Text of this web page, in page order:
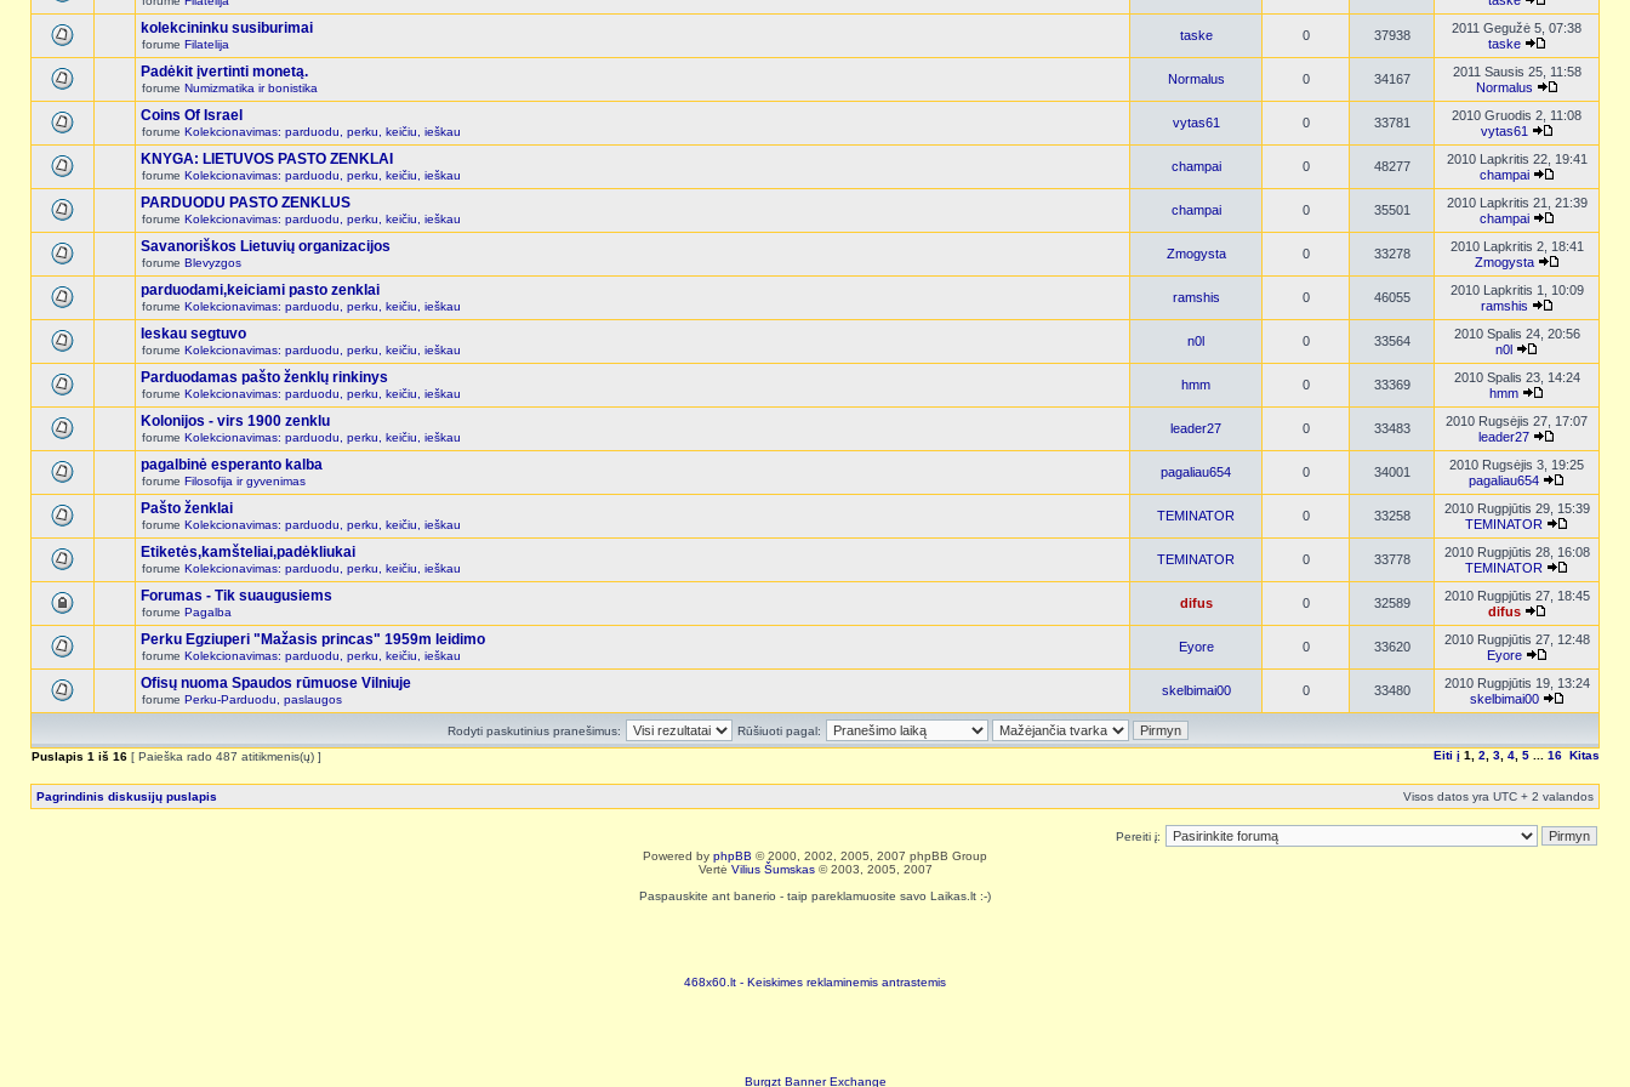
kolekcininku susiburimai
forume Filatelija
taske 0 37938
2011 Gegužė 5, 07:38
taske
Padėkit įvertinti monetą.
forume Numizmatika ir bonistika
Normalus 0 34167
2011 Sausis 25, 11:58
Normalus
Coins Of Israel
forume Kolekcionavimas: parduodu, perku, keičiu, ieškau
vytas61 0 33781
2010 Gruodis 2, 11:08
vytas61
KNYGA: LIETUVOS PASTO ZENKLAI
forume Kolekcionavimas: parduodu, perku, keičiu, ieškau
champai 0 48277
2010 Lapkritis 22, 19:41
champai
PARDUODU PASTO ZENKLUS
forume Kolekcionavimas: parduodu, perku, keičiu, ieškau
champai 0 35501
2010 Lapkritis 21, 21:39
champai
Savanoriškos Lietuvių organizacijos
forume Blevyzgos
Zmogysta 0 33278
2010 Lapkritis 2, 18:41
Zmogysta
parduodami,keiciami pasto zenklai
forume Kolekcionavimas: parduodu, perku, keičiu, ieškau
ramshis 0 46055
2010 Lapkritis 1, 10:09
ramshis
Ieskau segtuvo
forume Kolekcionavimas: parduodu, perku, keičiu, ieškau
n0l 0 33564
2010 Spalis 24, 20:56
n0l
Parduodamas pašto ženklų rinkinys
forume Kolekcionavimas: parduodu, perku, keičiu, ieškau
hmm 0 33369
2010 Spalis 23, 14:24
hmm
Kolonijos - virs 1900 zenklu
forume Kolekcionavimas: parduodu, perku, keičiu, ieškau
leader27 0 33483
2010 Rugsėjis 27, 17:07
leader27
pagalbinė esperanto kalba
forume Filosofija ir gyvenimas
pagaliau654 0 34001
2010 Rugsėjis 3, 19:25
pagaliau654
Pašto ženklai
forume Kolekcionavimas: parduodu, perku, keičiu, ieškau
TEMINATOR 0 33258
2010 Rugpjūtis 29, 15:39
TEMINATOR
Etiketės,kamšteliai,padėkliukai
forume Kolekcionavimas: parduodu, perku, keičiu, ieškau
TEMINATOR 0 33778
2010 Rugpjūtis 28, 16:08
TEMINATOR
Forumas - Tik suaugusiems
forume Pagalba
difus 0 32589
2010 Rugpjūtis 27, 18:45
difus
Perku Egziuperi "Mažasis princas" 1959m leidimo
forume Kolekcionavimas: parduodu, perku, keičiu, ieškau
Eyore 0 33620
2010 Rugpjūtis 27, 12:48
Eyore
Ofisų nuoma Spaudos rūmuose Vilniuje
forume Perku-Parduodu, paslaugos
skelbimai00 0 33480
2010 Rugpjūtis 19, 13:24
skelbimai00
Rodyti paskutinius pranešimus:
Rūšiuoti pagal:
Puslapis 1 iš 16 [ Paieška rado 487 atitikmenis(ų) ] Eiti į 1 2 3 4 5 16 Kitas
Pagrindinis diskusijų puslapis Visos datos yra UTC + 2 valandos
Pereiti į:
Powered by phpBB © 2000, 2002, 2005, 2007 phpBB Group
Vertė Vilius Šumskas© 2003, 2005, 2007
Paspauskite ant banerio - taip pareklamuosite savo Laikas.lt :-)
468x60.lt - Keiskimes reklaminemis antrastemis
Burgzt Banner Exchange